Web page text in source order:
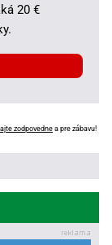
20 €
zodpovedne a pre zábavu!